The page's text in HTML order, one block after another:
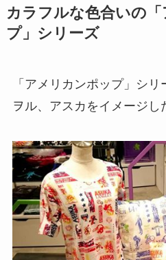
カラフルな色合いの
プ」シリーズ
「アメリカンポップ」シ
ヲル、アスカをイメージし